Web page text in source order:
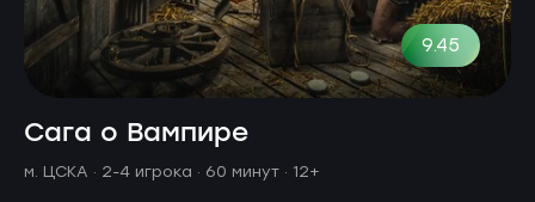
9.45
Сага о Вампире
м. ЦСКА · 2-4 игрока · 60 минут · 12+